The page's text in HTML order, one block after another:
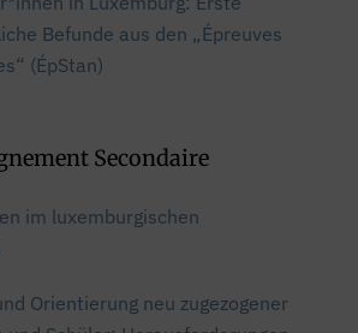
Befunde aus den „Épreuves
(ÉpStan)
Secondaire
im luxemburgischen
Orientierung neu zugezogener